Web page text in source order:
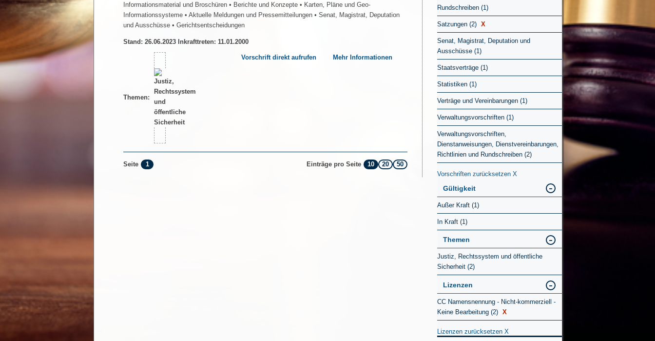
Informationsmaterial und Broschüren • Berichte und Konzepte • Karten, Pläne und Geo-
Informationssysteme • Aktuelle Meldungen und Pressemitteilungen • Senat, Magistrat, Deputation
und Ausschüsse • Gerichtsentscheidungen
Stand: 26.06.2023 Inkrafttreten: 11.01.2000
Themen:
Vorschrift direkt aufrufen Mehr Informationen
Seite 1 Einträge pro Seite 10 20 50
Rundschreiben (1)
Satzungen (2) X
Senat, Magistrat, Deputation und
Ausschüsse (1)
Staatsverträge (1)
Statistiken (1)
Verträge und Vereinbarungen (1)
Verwaltungsvorschriften (1)
Verwaltungsvorschriften,
Dienstanweisungen, Dienstvereinbarungen,
Richtlinien und Rundschreiben (2)
Vorschriften zurücksetzen X
Gültigkeit
Außer Kraft (1)
In Kraft (1)
Themen
Justiz, Rechtssystem und öffentliche
Sicherheit (2)
Lizenzen
CC Namensnennung - Nicht-kommerziell -
Keine Bearbeitung (2) X
Lizenzen zurücksetzen X